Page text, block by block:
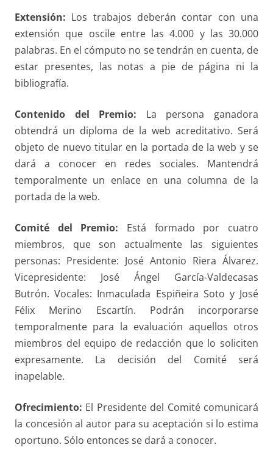
Extensión: Los trabajos deberán contar con una
extensión que oscile entre las 4.000 y las 30.000
palabras. En el cómputo no se tendrán en cuenta, de
estar presentes, las notas a pie de página ni la
bibliografía.
Contenido del Premio: La persona ganadora
obtendrá un diploma de la web acreditativo. Será
objeto de nuevo titular en la portada de la web y se
dará a conocer en redes sociales. Mantendrá
temporalmente un enlace en una columna de la
portada de la web.
Comité del Premio: Está formado por cuatro
miembros, que son actualmente las siguientes
personas: Presidente: José Antonio Riera Álvarez.
Vicepresidente: José Ángel García-Valdecasas
Butrón. Vocales: Inmaculada Espiñeira Soto y José
Félix Merino Escartín. Podrán incorporarse
temporalmente para la evaluación aquellos otros
miembros del equipo de redacción que lo soliciten
expresamente. La decisión del Comité será
inapelable.
Ofrecimiento: El Presidente del Comité comunicará
la concesión al autor para su aceptación si lo estima
oportuno. Sólo entonces se dará a conocer.